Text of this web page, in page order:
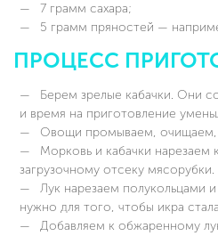
7 грамм сахара;
5 грамм пряностей —
ПРОЦЕСС
Берем зрелые кабачки. Они
и время на приготовление
Овощи промываем, очищаем,
Морковь и кабачки
загрузочному отсеку мясорубки.
Лук нарезаем полукольцами
нужно для того, чтобы икра
Добавляем к обжаренному